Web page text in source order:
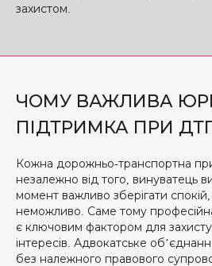
захистом.
ЧОМУ ВАЖЛИВА
ПІДТРИМКА ПРИ
Кожна дорожньо-транспортна
незалежно від того, винуватець
момент важливо зберігати
неможливо. Саме тому
є ключовим фактором для
інтересів. Адвокатське
без належного правового